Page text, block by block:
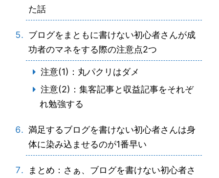
た話
ブログをまともに書けない初心者さんが成
功者のマネをする際の注意点2つ
注意(1)：丸パクリはダメ
注意(2)：集客記事と収益記事をそれぞ
れ勉強する
満足するブログを書けない初心者さんは身
体に染み込ませるのが1番早い
まとめ：さぁ、ブログを書けない初心者さ